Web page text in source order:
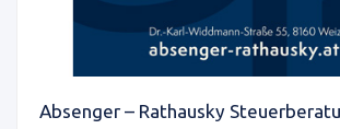
Absenger – Rathausky